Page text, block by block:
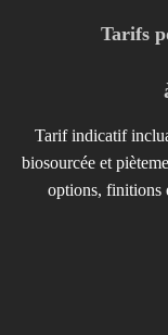
Tarifs
Tarif indicatif
biosourcée et
options, finitions